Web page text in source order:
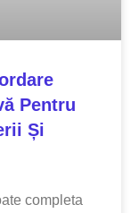
Pentru
Și
completa